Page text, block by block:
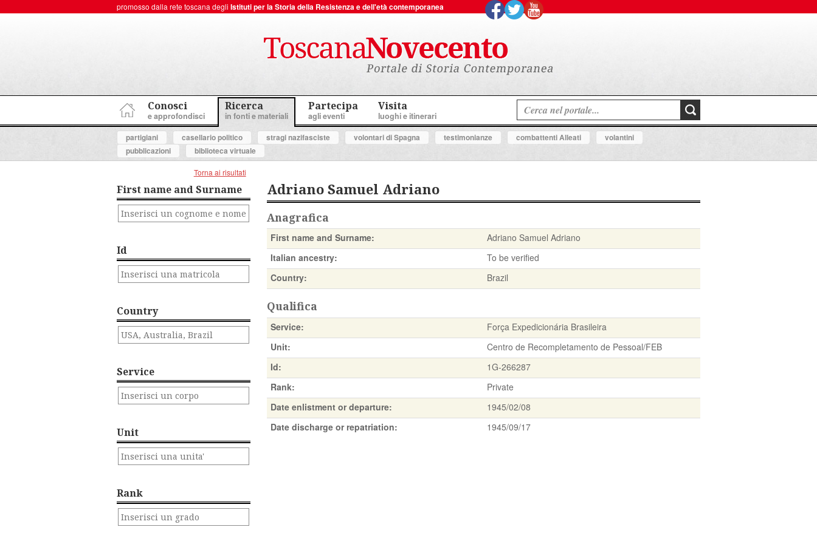
promosso dalla rete toscana degli Istituti per la Storia della Resistenza e dell'età contemporanea
Conosci
e approfondisci
Ricerca
in fonti e materiali
Partecipa
agli eventi
Visita
luoghi e itinerari
partigiani
casellario politico stragi nazifasciste volontari di Spagna testimonianze combattenti Alleati
volantini
pubblicazioni
biblioteca virtuale
First name and Surname
Id
Country
Service
Unit
Rank
Torna ai risultati
Adriano Samuel Adriano
Anagrafica
First name and Surname:
Adriano Samuel Adriano
Italian ancestry:
To be verified
Country:
Brazil
Qualifica
Service:
Força Expedicionária Brasileira
Unit:
Centro de Recompletamento de Pessoal/FEB
Id:
1G-266287
Rank:
Private
Date enlistment or departure:
1945/02/08
Date discharge or repatriation:
1945/09/17